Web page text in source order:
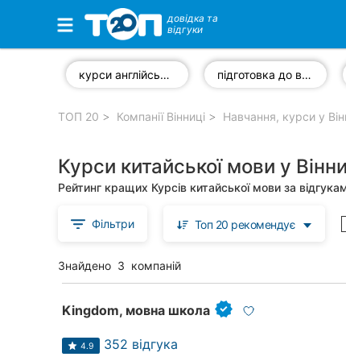
Обрані компанії
Стоматології
Автошколи
Ресторани
Всі рубрики
довідка та
відгуки
курси англійської мови підготовка до вступу до ВНЗ
ТОП 20 Компанії Вінниці Навчання, курси у
Курси китайської мови у
Рейтинг кращих Курсів китайської мови за
Фільтри Топ 20 рекомендує
Знайдено 3 компаній
Kingdom, мовна школа
4.9 352 відгука